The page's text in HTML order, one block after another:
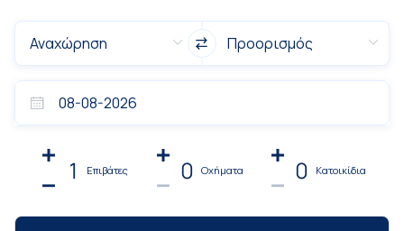
1 Επιβάτες 0 Οχήματα 0 Κατοικίδια